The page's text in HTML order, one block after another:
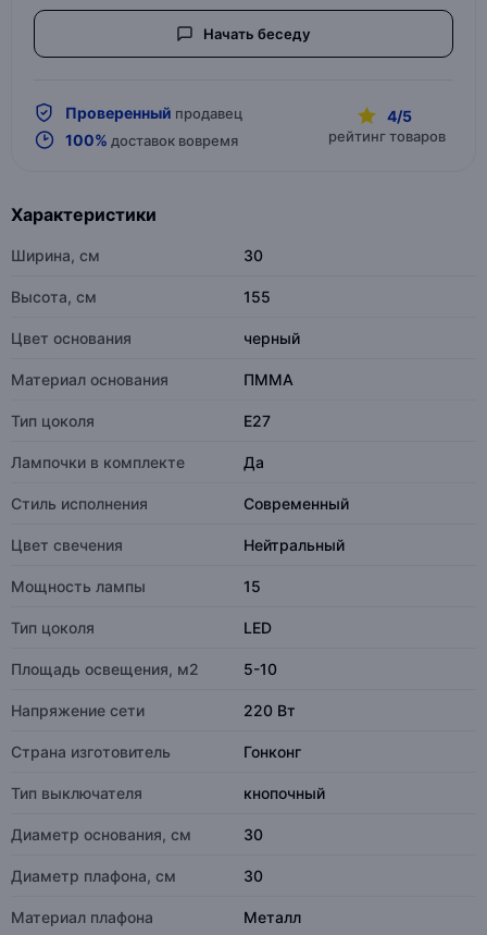
Начать беседу
Проверенный продавец
100% доставок вовремя
4/5
рейтинг товаров
Характеристики
Ширина, см 30
Высота, см 155
Цвет основания черный
Материал основания ПММА
Тип цоколя E27
Лампочки в комплекте Да
Стиль исполнения Современный
Цвет свечения Нейтральный
Мощность лампы 15
Тип цоколя LED
Площадь освещения, м2 5-10
Напряжение сети 220 Вт
Страна изготовитель Гонконг
Тип выключателя кнопочный
Диаметр основания, см 30
Диаметр плафона, см 30
Материал плафона Металл